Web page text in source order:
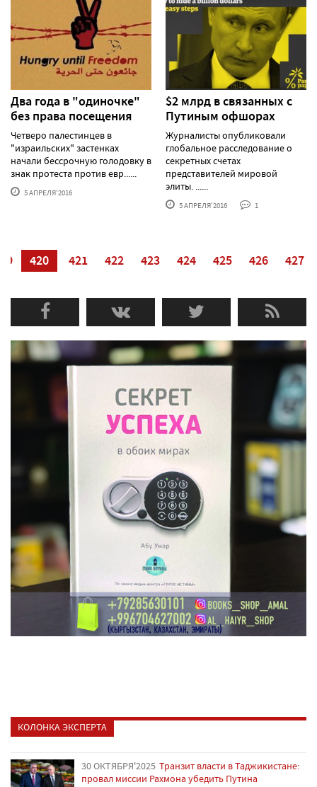
Два года в "одиночке"
без права посещения
Четверо палестинцев в
"израильских" застенках
начали бессрочную голодовку в
знак протеста против евр......
5 АПРЕЛЯ'2016
$2 млрд в связанных с
Путиным офшорах
Журналисты опубликовали
глобальное расследование о
секретных счетах
представителей мировой
элиты. ......
5 АПРЕЛЯ'2016 1
420 421 422 423 424 425 426 427
КОЛОНКА ЭКСПЕРТА
30 ОКТЯБРЯ'2025 Транзит власти в Таджикистане:
провал миссии Рахмона убедить Путина